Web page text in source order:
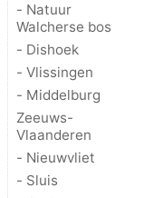
- Natuur
Walcherse bos
- Dishoek
- Vlissingen
- Middelburg
Zeeuws-
Vlaanderen
- Nieuwvliet
- Sluis